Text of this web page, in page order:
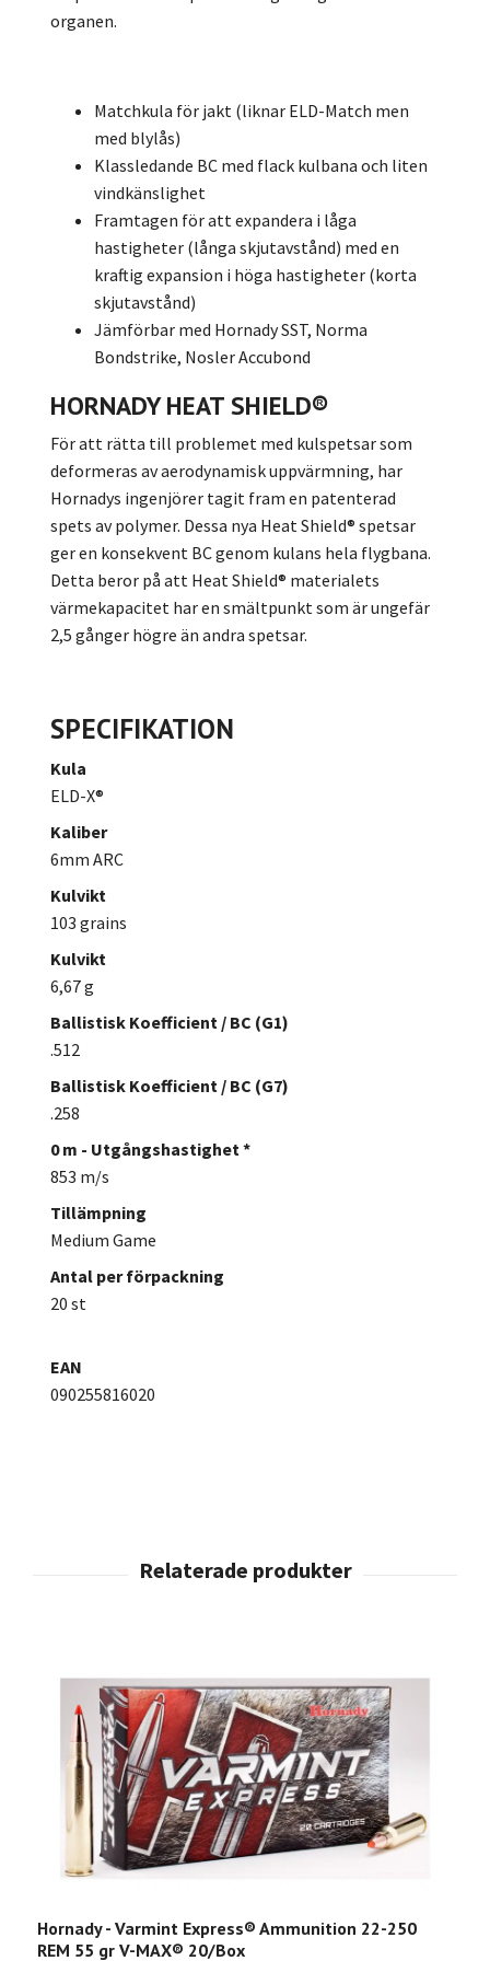
organen.
Matchkula för jakt (liknar ELD-Match men
med blylås)
Klassledande BC med flack kulbana och liten
vindkänslighet
Framtagen för att expandera i låga
hastigheter (långa skjutavstånd) med en
kraftig expansion i höga hastigheter (korta
skjutavstånd)
Jämförbar med Hornady SST, Norma
Bondstrike, Nosler Accubond
HORNADY HEAT SHIELD®
För att rätta till problemet med kulspetsar som
deformeras av aerodynamisk uppvärmning, har
Hornadys ingenjörer tagit fram en patenterad
spets av polymer. Dessa nya Heat Shield® spetsar
ger en konsekvent BC genom kulans hela flygbana.
Detta beror på att Heat Shield® materialets
värmekapacitet har en smältpunkt som är ungefär
2,5 gånger högre än andra spetsar.
SPECIFIKATION
Kula
ELD-X®
Kaliber
6mm ARC
Kulvikt
103 grains
Kulvikt
6,67 g
Ballistisk Koefficient / BC (G1)
.512
Ballistisk Koefficient / BC (G7)
.258
0 m - Utgångshastighet *
853 m/s
Tillämpning
Medium Game
Antal per förpackning
20 st
EAN
090255816020
Hornady - Varmint Express® Ammunition 22-250
REM 55 gr V-MAX® 20/Box